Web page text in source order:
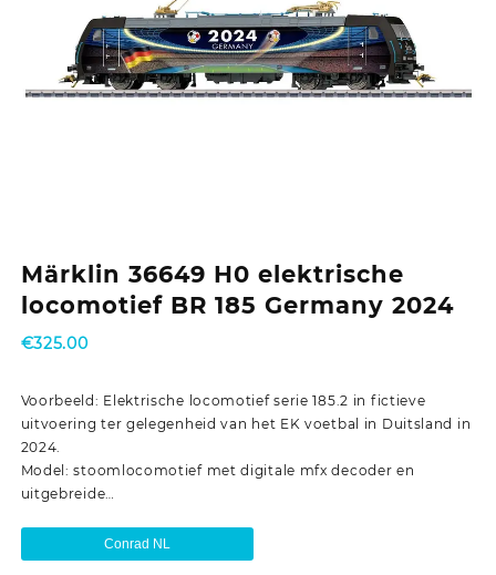
Märklin 36649 H0 elektrische
locomotief BR 185 Germany 2024
€325.00
Voorbeeld: Elektrische locomotief serie 185.2 in fictieve
uitvoering ter gelegenheid van het EK voetbal in Duitsland in
2024.
Model: stoomlocomotief met digitale mfx decoder en
uitgebreide…
Conrad NL